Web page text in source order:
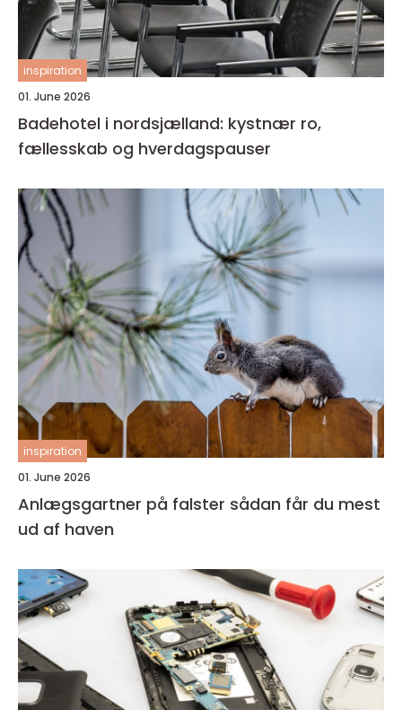
inspiration
01. June 2026
Badehotel i nordsjælland: kystnær ro,
fællesskab og hverdagspauser
inspiration
01. June 2026
Anlægsgartner på falster sådan får du mest
ud af haven